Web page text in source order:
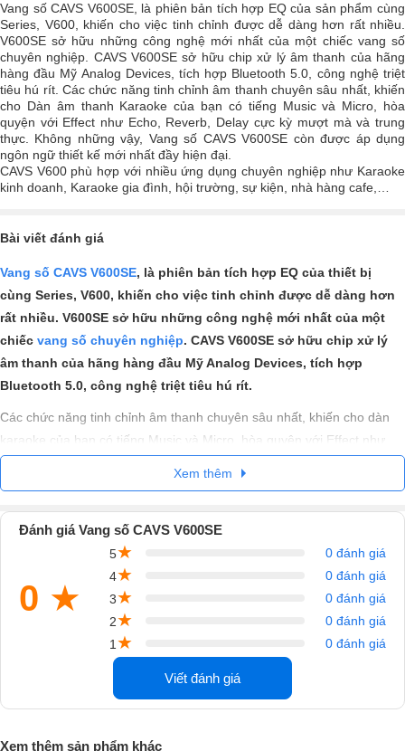
Vang số CAVS V600SE, là phiên bản tích hợp EQ của sản phẩm cùng
Series, V600, khiến cho việc tinh chỉnh được dễ dàng hơn rất nhiều.
V600SE sở hữu những công nghệ mới nhất của một chiếc vang số
chuyên nghiệp. CAVS V600SE sở hữu chip xử lý âm thanh của hãng
hàng đầu Mỹ Analog Devices, tích hợp Bluetooth 5.0, công nghệ triệt
tiêu hú rít. Các chức năng tinh chỉnh âm thanh chuyên sâu nhất, khiến
cho Dàn âm thanh Karaoke của bạn có tiếng Music và Micro, hòa
quyện với Effect như Echo, Reverb, Delay cực kỳ mượt mà và trung
thực. Không những vậy, Vang số CAVS V600SE còn được áp dụng
ngôn ngữ thiết kế mới nhất đầy hiện đại.
CAVS V600 phù hợp với nhiều ứng dụng chuyên nghiệp như Karaoke
kinh doanh, Karaoke gia đình, hội trường, sự kiện, nhà hàng cafe,…
Bài viết đánh giá
Vang số CAVS V600SE, là phiên bản tích hợp EQ của thiết bị
cùng Series, V600, khiến cho việc tinh chỉnh được dễ dàng hơn
rất nhiều. V600SE sở hữu những công nghệ mới nhất của một
chiếc vang số chuyên nghiệp. CAVS V600SE sở hữu chip xử lý
âm thanh của hãng hàng đầu Mỹ Analog Devices, tích hợp
Bluetooth 5.0, công nghệ triệt tiêu hú rít.
Các chức năng tinh chỉnh âm thanh chuyên sâu nhất, khiến cho dàn
karaoke của bạn có tiếng Music và Micro, hòa quyện với Effect như
Echo, Reverb, Delay cực kỳ mượt mà và trung thực. Không những vậy,
vang số CAVS V600SE còn được áp dụng ngôn ngữ thiết kế mới nhất
đầy hiện đại.
Vang số CAVS V600SE phù hợp với nhiều ứng dụng chuyên nghiệp
như Karaoke kinh doanh, Karaoke gia đình, hội trường, sự kiện, nhà
Xem thêm
Đánh giá Vang số CAVS V600SE
0 ★
5★
0 đánh giá
4★
0 đánh giá
3★
0 đánh giá
2★
0 đánh giá
1★ 0 đánh giá
Viết đánh giá
Xem thêm sản phẩm khác